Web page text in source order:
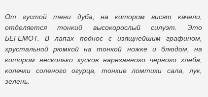
От густой тени дуба, на котором висят качели,
отделяется тонкий высокорослый силуэт. Это
БЕГЕМОТ. В лапах поднос с изящнейшим графином,
хрустальной рюмкой на тонкой ножке и блюдом, на
котором несколько кусков нарезанного черного хлеба,
колечки соленого огурца, тонкие ломтики сала, лук,
зелень.